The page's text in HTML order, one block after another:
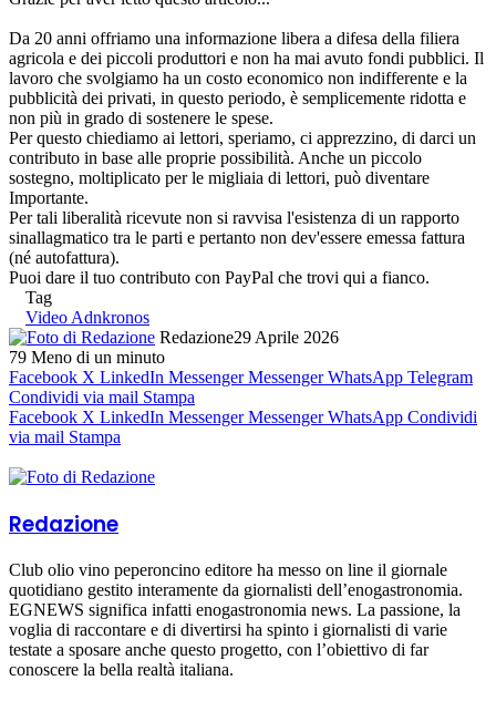
Da 20 anni offriamo una informazione libera a difesa della filiera
agricola e dei piccoli produttori e non ha mai avuto fondi pubblici. Il
lavoro che svolgiamo ha un costo economico non indifferente e la
pubblicità dei privati, in questo periodo, è semplicemente ridotta e
non più in grado di sostenere le spese.
Per questo chiediamo ai lettori, speriamo, ci apprezzino, di darci un
contributo in base alle proprie possibilità. Anche un piccolo
sostegno, moltiplicato per le migliaia di lettori, può diventare
Importante.
Per tali liberalità ricevute non si ravvisa l'esistenza di un rapporto
sinallagmatico tra le parti e pertanto non dev'essere emessa fattura
(né autofattura).
Puoi dare il tuo contributo con PayPal che trovi qui a fianco.
Tag
Video Adnkronos
Redazione29 Aprile 2026
79 Meno di un minuto
Facebook X LinkedIn Messenger Messenger WhatsApp Telegram
Condividi via mail Stampa
Facebook X LinkedIn Messenger Messenger WhatsApp Condividi
via mail Stampa
Redazione
Club olio vino peperoncino editore ha messo on line il giornale
quotidiano gestito interamente da giornalisti dell’enogastronomia.
EGNEWS significa infatti enogastronomia news. La passione, la
voglia di raccontare e di divertirsi ha spinto i giornalisti di varie
testate a sposare anche questo progetto, con l’obiettivo di far
conoscere la bella realtà italiana.